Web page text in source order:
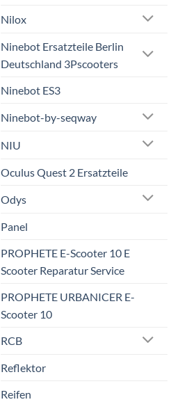
Nilox
Ninebot Ersatzteile Berlin
Deutschland 3Pscooters
Ninebot ES3
Ninebot-by-seqway
NIU
Oculus Quest 2 Ersatzteile
Odys
Panel
PROPHETE E-Scooter 10 E
Scooter Reparatur Service
PROPHETE URBANICER E-
Scooter 10
RCB
Reflektor
Reifen